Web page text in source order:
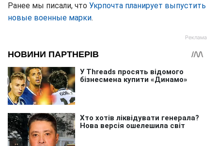
Ранее мы писали, что Укрпочта планирует выпустить
новые военные марки.